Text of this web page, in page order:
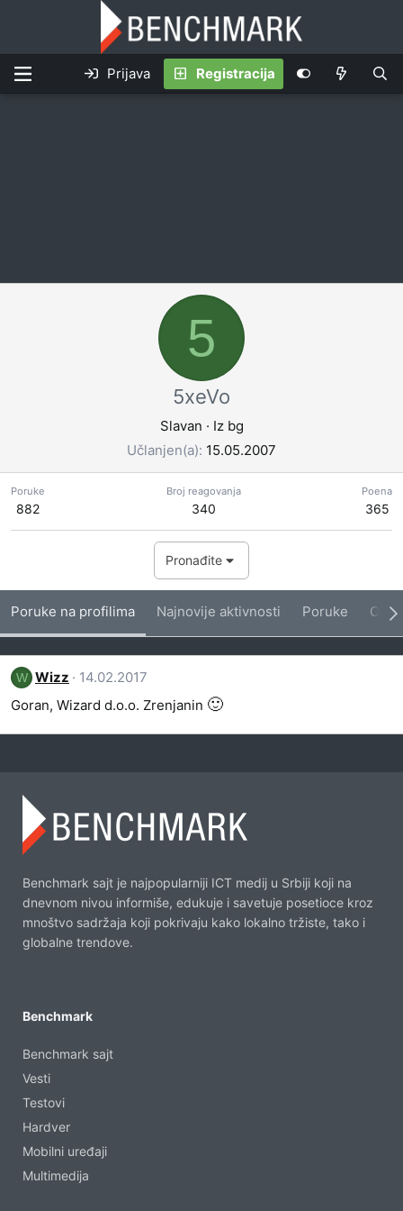
Prijava Registracija
5
5xeVo
Slavan · Iz bg
Učlanjen(a) 15.05.2007
Poruke
882
Broj reagovanja
340
Poena
365
Pronađite
Poruke na profilima Najnovije aktivnosti Poruke O
W Wizz
14.02.2017
Goran, Wizard d.o.o. Zrenjanin 🙂
Benchmark sajt je najpopularniji ICT medij u Srbiji koji na
dnevnom nivou informiše, edukuje i savetuje posetioce kroz
mnoštvo sadržaja koji pokrivaju kako lokalno tržiste, tako i
globalne trendove.
Benchmark
Benchmark sajt
Vesti
Testovi
Hardver
Mobilni uređaji
Multimedija